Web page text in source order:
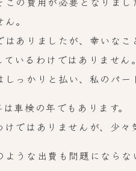
。
はありましたが、幸いな
ているわけではありません
しっかりと払い、私のパ
車検の年でもあります。
けではありませんが、少
ような出費も問題になら